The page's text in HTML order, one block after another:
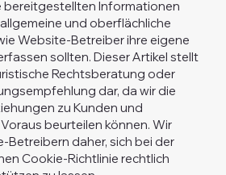
bereitgestellten Informationen
und oberflächliche
Website-Betreiber ihre eigene
sollten. Dieser Artikel stellt
Rechtsberatung oder
dar, da wir die
zu Kunden und
beurteilen können. Wir
Betreibern daher, sich bei der
Cookie-Richtlinie rechtlich